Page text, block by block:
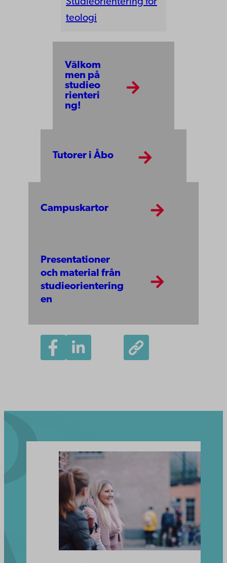
Studieorientering för
teologi
Välkom
men på
studieo
rienteri
ng!
Tutorer i Åbo
Campuskartor
Presentationer
och material från
studieorientering
en